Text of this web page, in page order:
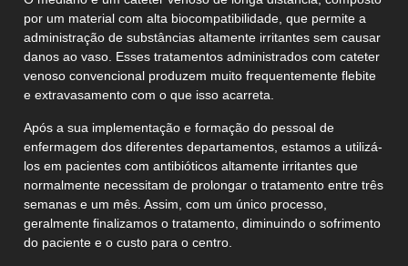
por um material com alta biocompatibilidade, que permite a
administração de substâncias altamente irritantes sem causar
danos ao vaso. Esses tratamentos administrados com cateter
venoso convencional produzem muito frequentemente flebite
e extravasamento com o que isso acarreta.
Após a sua implementação e formação do pessoal de
enfermagem dos diferentes departamentos, estamos a utilizá-
los em pacientes com antibióticos altamente irritantes que
normalmente necessitam de prolongar o tratamento entre três
semanas e um mês. Assim, com um único processo,
geralmente finalizamos o tratamento, diminuindo o sofrimento
do paciente e o custo para o centro.